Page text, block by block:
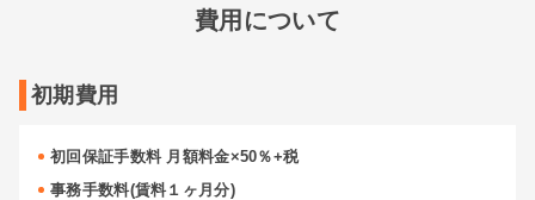
費用について
初期費用
初回保証手数料 月額料金×50％+税
事務手数料(賃料１ヶ月分)